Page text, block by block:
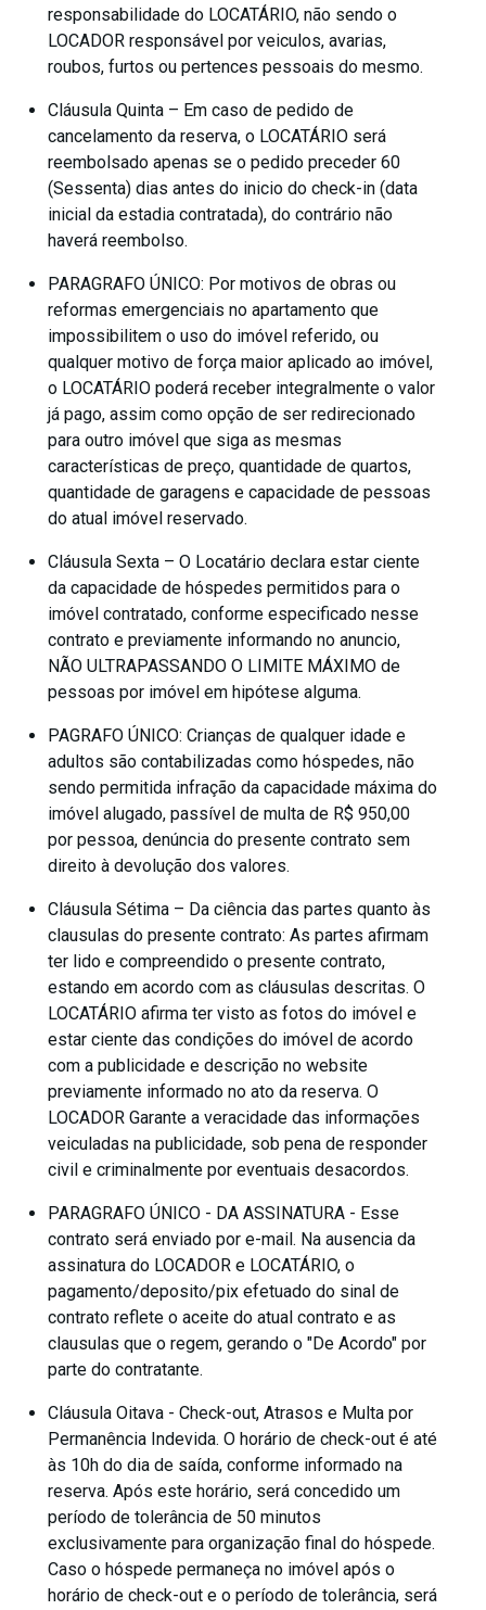
responsabilidade do LOCATÁRIO, não sendo o
LOCADOR responsável por veiculos, avarias,
roubos, furtos ou pertences pessoais do mesmo.
Cláusula Quinta – Em caso de pedido de
cancelamento da reserva, o LOCATÁRIO será
reembolsado apenas se o pedido preceder 60
(Sessenta) dias antes do inicio do check-in (data
inicial da estadia contratada), do contrário não
haverá reembolso.
PARAGRAFO ÚNICO: Por motivos de obras ou
reformas emergenciais no apartamento que
impossibilitem o uso do imóvel referido, ou
qualquer motivo de força maior aplicado ao imóvel,
o LOCATÁRIO poderá receber integralmente o valor
já pago, assim como opção de ser redirecionado
para outro imóvel que siga as mesmas
características de preço, quantidade de quartos,
quantidade de garagens e capacidade de pessoas
do atual imóvel reservado.
Cláusula Sexta – O Locatário declara estar ciente
da capacidade de hóspedes permitidos para o
imóvel contratado, conforme especificado nesse
contrato e previamente informando no anuncio,
NÃO ULTRAPASSANDO O LIMITE MÁXIMO de
pessoas por imóvel em hipótese alguma.
PAGRAFO ÚNICO: Crianças de qualquer idade e
adultos são contabilizadas como hóspedes, não
sendo permitida infração da capacidade máxima do
imóvel alugado, passível de multa de R$ 950,00
por pessoa, denúncia do presente contrato sem
direito à devolução dos valores.
Cláusula Sétima – Da ciência das partes quanto às
clausulas do presente contrato: As partes afirmam
ter lido e compreendido o presente contrato,
estando em acordo com as cláusulas descritas. O
LOCATÁRIO afirma ter visto as fotos do imóvel e
estar ciente das condições do imóvel de acordo
com a publicidade e descrição no website
previamente informado no ato da reserva. O
LOCADOR Garante a veracidade das informações
veiculadas na publicidade, sob pena de responder
civil e criminalmente por eventuais desacordos.
PARAGRAFO ÚNICO - DA ASSINATURA - Esse
contrato será enviado por e-mail. Na ausencia da
assinatura do LOCADOR e LOCATÁRIO, o
pagamento/deposito/pix efetuado do sinal de
contrato reflete o aceite do atual contrato e as
clausulas que o regem, gerando o "De Acordo" por
parte do contratante.
Cláusula Oitava - Check-out, Atrasos e Multa por
Permanência Indevida. O horário de check-out é até
às 10h do dia de saída, conforme informado na
reserva. Após este horário, será concedido um
período de tolerância de 50 minutos
exclusivamente para organização final do hóspede.
Caso o hóspede permaneça no imóvel após o
horário de check-out e o período de tolerância, será